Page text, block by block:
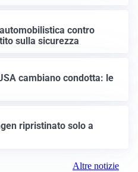
contro
sulla sicurezza
cambiano condotta: le
ripristinato solo a
Altre notizie